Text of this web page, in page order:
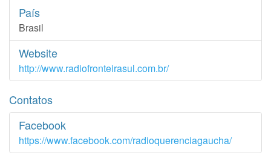
País
Brasil
Website
http://www.radiofronteirasul.com.br/
Contatos
Facebook
https://www.facebook.com/radioquerenciagaucha/